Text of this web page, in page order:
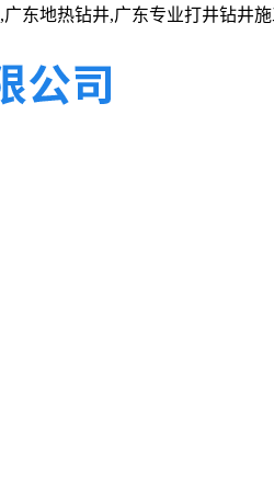
,广东地热钻井,广东专业打井钻井